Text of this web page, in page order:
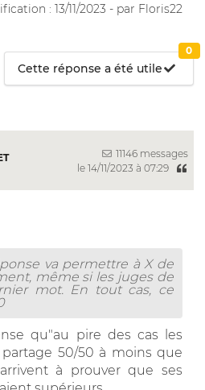
: 13/11/2023 - par Floris22
Cette réponse a été utile
0
11146 messages
le 14/11/2023 à 07:29
va permettre à X de
même si les juges de
mot. En tout cas, ce
qu"au pire des cas les
50/50 à moins que
à prouver que ses